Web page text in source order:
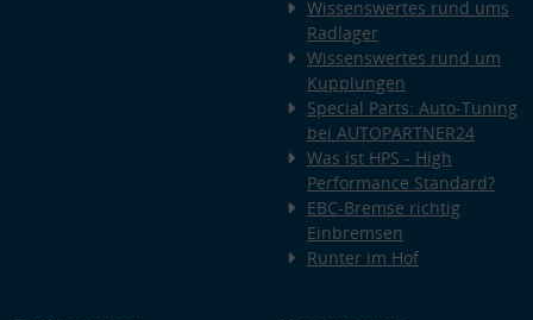
Wissenswertes rund ums
Radlager
Wissenswertes rund um
Kupplungen
Special Parts: Auto-Tuning
bei AUTOPARTNER24
Was ist HPS - High
Performance Standard?
EBC-Bremse richtig
Einbremsen
Runter im Hof